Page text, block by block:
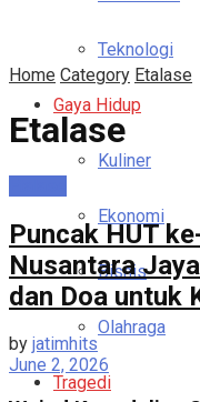
Teknologi
Gaya Hidup
Kuliner
Ekonomi
Bisnis
Olahraga
Tragedi
Home Category Etalase
Etalase
Puncak HUT
Nusantara
dan Doa untuk
by jatimhits
June 2, 2026